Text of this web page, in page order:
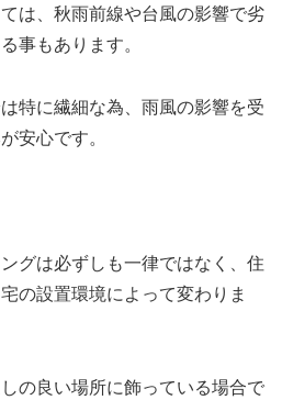
は、秋雨前線や台風の影響で劣
事もあります。
特に繊細な為、雨風の影響を受
安心です。
グは必ずしも一律ではなく、住
の設置環境によって変わりま
の良い場所に飾っている場合で